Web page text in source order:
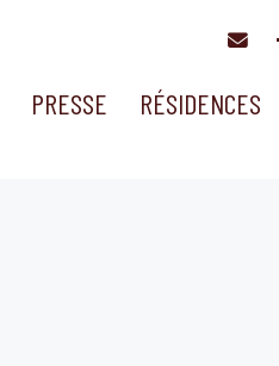
PRESSE RÉSIDENCES